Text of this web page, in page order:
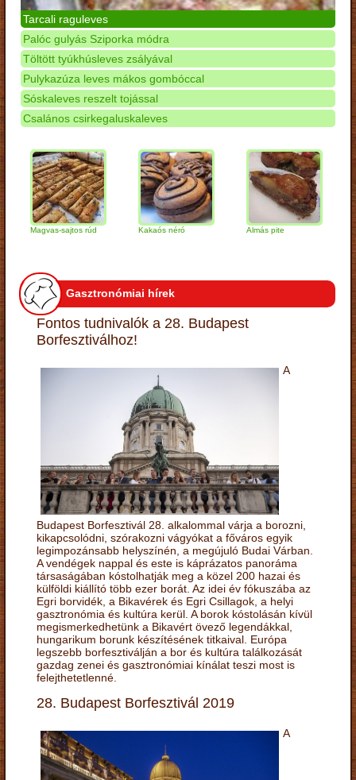
Tarcali raguleves
Palóc gulyás Sziporka módra
Töltött tyúkhúsleves zsályával
Pulykazúza leves mákos gombóccal
Sóskaleves reszelt tojással
Csalános csirkegaluskaleves
Magvas-sajtos rúd Kakaós néró Almás pite
Gasztronómiai hírek
Fontos tudnivalók a 28. Budapest
Borfesztiválhoz!
A
Budapest Borfesztivál 28. alkalommal várja a borozni,
kikapcsolódni, szórakozni vágyókat a főváros egyik
legimpozánsabb helyszínén, a megújuló Budai Várban.
A vendégek nappal és este is káprázatos panoráma
társaságában kóstolhatják meg a közel 200 hazai és
külföldi kiállító több ezer borát. Az idei év fókuszába az
Egri borvidék, a Bikavérek és Egri Csillagok, a helyi
gasztronómia és kultúra kerül. A borok kóstolásán kívül
megismerkedhetünk a Bikavért övező legendákkal,
hungarikum borunk készítésének titkaival. Európa
legszebb borfesztiválján a bor és kultúra találkozását
gazdag zenei és gasztronómiai kínálat teszi most is
felejthetetlenné.
28. Budapest Borfesztivál 2019
A